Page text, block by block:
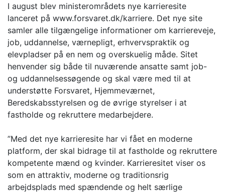
I august blev ministerområdets nye karrieresite
lanceret på www.forsvaret.dk/karriere. Det nye site
samler alle tilgængelige informationer om karriereveje,
job, uddannelse, værnepligt, erhvervspraktik og
elevpladser på en nem og overskuelig måde. Sitet
henvender sig både til nuværende ansatte samt job-
og uddannelsessøgende og skal være med til at
understøtte Forsvaret, Hjemmeværnet,
Beredskabsstyrelsen og de øvrige styrelser i at
fastholde og rekruttere medarbejdere.
”Med det nye karrieresite har vi fået en moderne
platform, der skal bidrage til at fastholde og rekruttere
kompetente mænd og kvinder. Karrieresitet viser os
som en attraktiv, moderne og traditionsrig
arbejdsplads med spændende og helt særlige